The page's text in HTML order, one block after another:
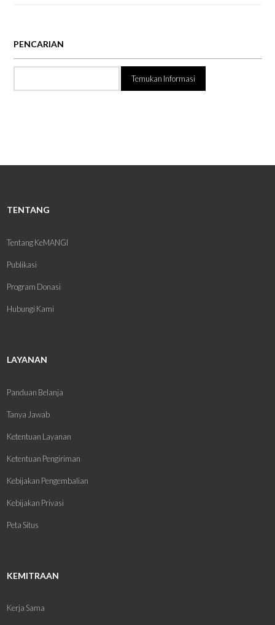
PENCARIAN
Temukan
TENTANG
Tentang KeMANGI
Publikasi
Program Donasi
Hubungi Kami
LAYANAN
Panduan Belanja
Tanya Jawab
Ketentuan Layanan
Ketentuan Pengiriman
Kebijakan Pengembalian
Kebijakan Privasi
Peta Situs
KEMITRAAN
Kerja Sama